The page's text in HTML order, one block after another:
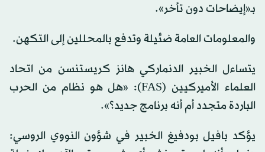
بـ«إيضاحات دون تأخر».
والمعلومات العامة ضئيلة وتدفع بالمحللين إلى التكهن.
يتساءل الخبير الدنماركي هانز كريستنسن من اتحاد
العلماء الأميركيين (FAS): «هل هو نظام من الحرب
الباردة متجدد أم أنه برنامج جديد؟».
يؤكد بافيل بودفيغ الخبير في شؤون النووي الروسي: